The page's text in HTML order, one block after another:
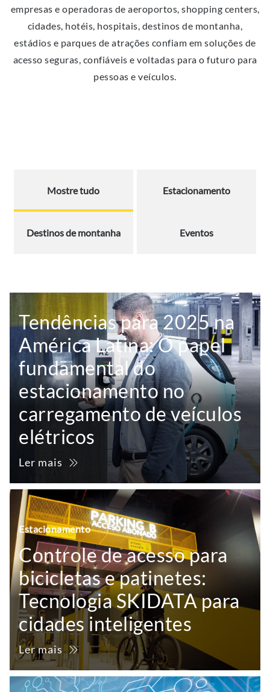
empresas e operadoras de aeroportos, shopping centers,
cidades, hotéis, hospitais, destinos de montanha,
estádios e parques de atrações confiam em soluções de
acesso seguras, confiáveis ​​e voltadas para o futuro para
pessoas e veículos.
Mostre tudo Estacionamento
Destinos de montanha Eventos
Tendências para 2025 na
América Latina: O papel
fundamental do
estacionamento no
carregamento de veículos
elétricos
Ler mais
Estacionamento
Controle de acesso para
bicicletas e patinetes:
Tecnologia SKIDATA para
cidades inteligentes
Ler mais